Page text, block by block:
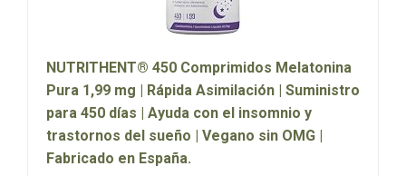
NUTRITHENT® 450 Comprimidos Melatonina
Pura 1,99 mg | Rápida Asimilación | Suministro
para 450 días | Ayuda con el insomnio y
trastornos del sueño | Vegano sin OMG |
Fabricado en España.